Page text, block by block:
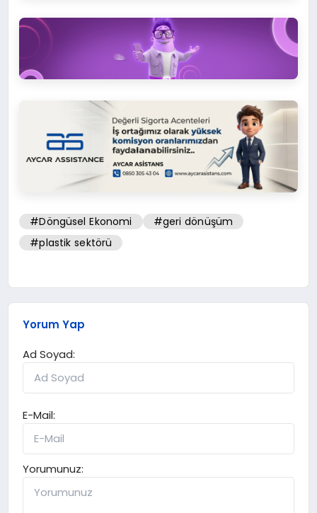
#Döngüsel Ekonomi
#geri dönüşüm
#plastik sektörü
Yorum Yap
Ad Soyad:
E-Mail:
Yorumunuz: